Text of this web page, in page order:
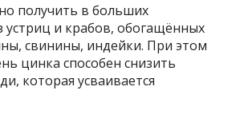
получить в больших
устриц и крабов, обогащённых
свинины, индейки. При этом
цинка способен снизить
которая усваивается